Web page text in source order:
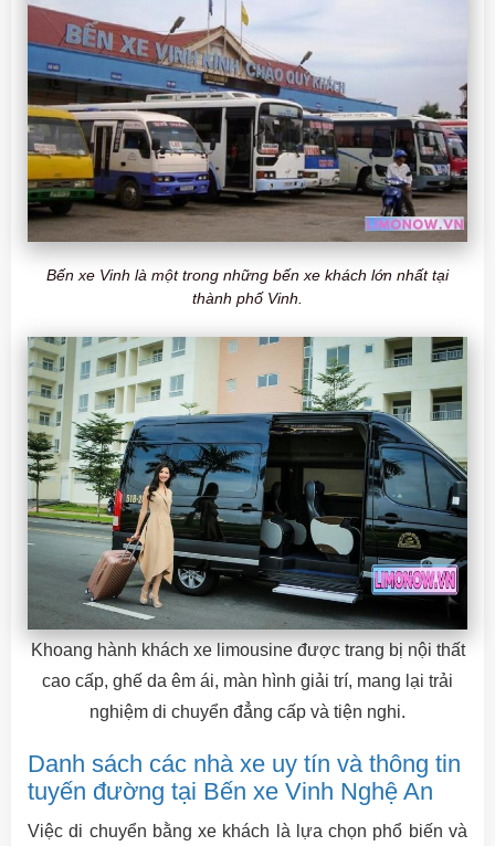
Bến xe Vinh là một trong những bến xe khách lớn nhất tại
thành phố Vinh.
Khoang hành khách xe limousine được trang bị nội thất
cao cấp, ghế da êm ái, màn hình giải trí, mang lại trải
nghiệm di chuyển đẳng cấp và tiện nghi.
Danh sách các nhà xe uy tín và thông tin
tuyến đường tại Bến xe Vinh Nghệ An
Việc di chuyển bằng xe khách là lựa chọn phổ biến và